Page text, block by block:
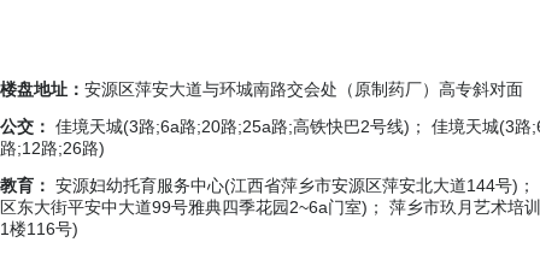
楼盘地址： 安源区萍安大道与环城南路交会处（原制药厂）高专斜对面
公交： 佳境天城(3路;6a路;20路;25a路;高铁快巴2号线)； 佳境天城(3
路;12路;26路)
教育： 安源妇幼托育服务中心(江西省萍乡市安源区萍安北大道144号)
区东大街平安中大道99号雅典四季花园2~6a门室)； 萍乡市玖月艺术培
1楼116号)